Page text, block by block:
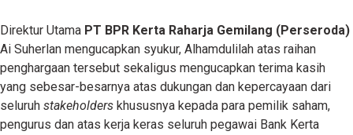
Direktur Utama PT BPR Kerta Raharja Gemilang (Perseroda)
Ai Suherlan mengucapkan syukur, Alhamdulilah atas raihan
penghargaan tersebut sekaligus mengucapkan terima kasih
yang sebesar-besarnya atas dukungan dan kepercayaan dari
seluruh stakeholders khususnya kepada para pemilik saham,
pengurus dan atas kerja keras seluruh pegawai Bank Kerta